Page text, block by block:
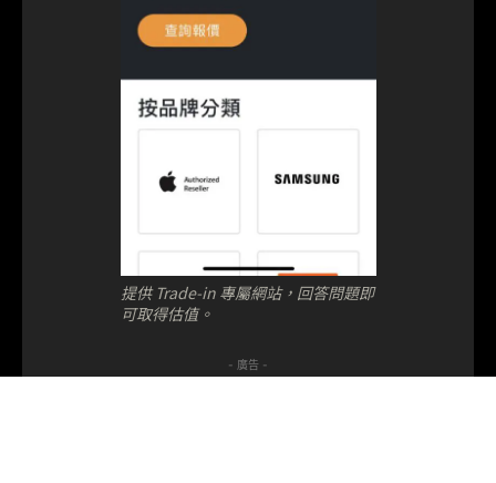
提供 Trade-in 專屬網站，回答問題即
可取得估值。
- 廣告 -